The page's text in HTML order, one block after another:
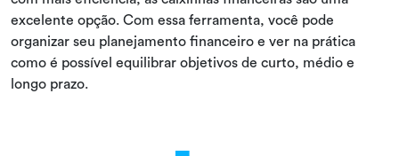
excelente opção. Com essa ferramenta, você pode
organizar seu planejamento financeiro e ver na prática
como é possível equilibrar objetivos de curto, médio e
longo prazo.